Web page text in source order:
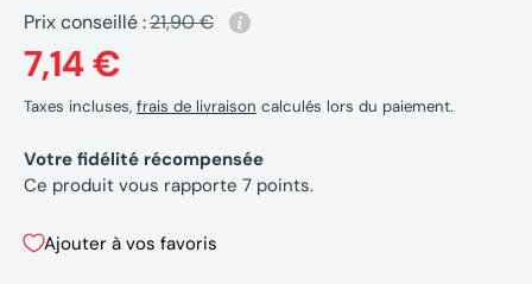
Prix conseillé :21,90 €
7,14 €
Taxes incluses, frais de livraison calculés lors du paiement.
Votre fidélité récompensée
Ce produit vous rapporte 7 points.
Ajouter à vos favoris